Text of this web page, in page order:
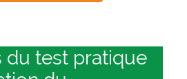
du test pratique